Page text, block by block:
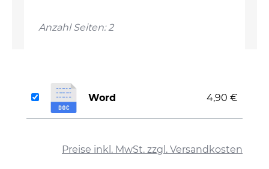
Anzahl Seiten: 2
Preise inkl. MwSt. zzgl. Versandkosten
Word 4,90 €